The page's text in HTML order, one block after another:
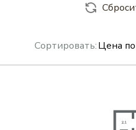
Сортировать:
Цена